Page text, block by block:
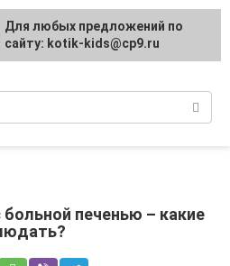
лечение,
печенью – какие
Для любых предложений по
сайту: kotik-kids@cp9.ru